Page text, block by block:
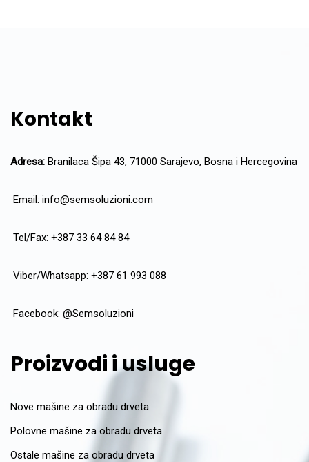
Kontakt
Adresa: Branilaca Šipa 43, 71000 Sarajevo, Bosna i Hercegovina
Email: info@semsoluzioni.com
Tel/Fax: +387 33 64 84 84
Viber/Whatsapp: +387 61 993 088
Facebook: @Semsoluzioni
Proizvodi i usluge
Nove mašine za obradu drveta
Polovne mašine za obradu drveta
Ostale mašine za obradu drveta